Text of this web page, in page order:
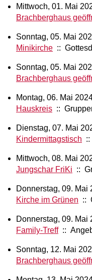
Mittwoch, 01. Mai
Brachberghaus
Sonntag, 05. Mai
Minikirche ::
Sonntag, 05. Mai
Brachberghaus
Montag, 06. Mai
Hauskreis ::
Dienstag, 07. Mai
Kindermittagstisch
Mittwoch, 08. Mai
Jungschar FriKi ::
Donnerstag, 09. Mai
Kirche im Grünen ::
Donnerstag, 09. Mai
Family-Treff::
Sonntag, 12. Mai
Brachberghaus